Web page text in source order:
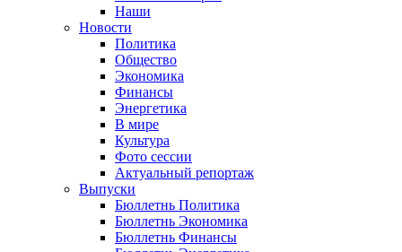
Наши
Новости
Политика
Общество
Экономика
Финансы
Энергетика
В мире
Культура
Фото сессии
Актуальный репортаж
Выпуски
Бюллетнь Политика
Бюллетнь Экономика
Бюллетнь Финансы